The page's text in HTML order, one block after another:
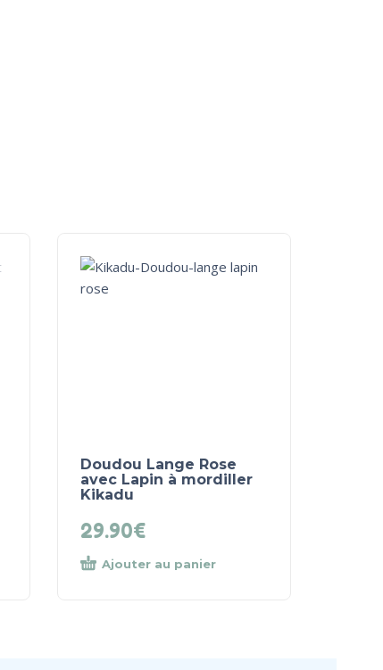
Doudou Lange Rose
avec Lapin à mordiller
Kikadu
29.90€
Ajouter au panier